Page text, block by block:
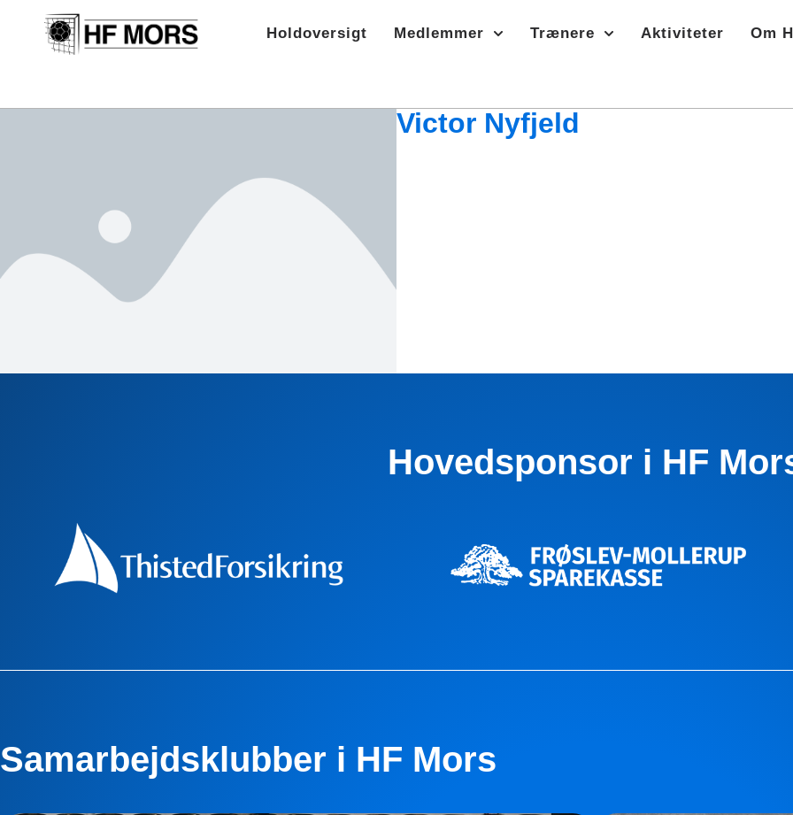
Holdoversigt Medlemmer Trænere Aktiviteter Om
Victor Nyfjeld
Hovedsponsor i HF
Samarbejdsklubber i HF Mors